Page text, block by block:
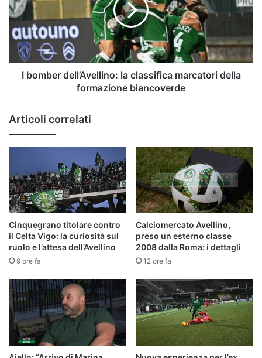
è..."
classifica
marcatori
della
formazione
biancoverde
I bomber dell’Avellino: la classifica marcatori della
formazione biancoverde
Articoli correlati
Cinquegrano titolare contro
il Celta Vigo: la curiosità sul
ruolo e l’attesa dell’Avellino
9 ore fa
Calciomercato Avellino,
preso un esterno classe
2008 dalla Roma: i dettagli
12 ore fa